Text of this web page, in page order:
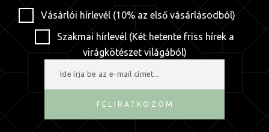
Vásárlói hírlevél (10% az első vásárlásodból)
Szakmai hírlevél (Két hetente friss hírek a
virágkötészet világából)
FELIRATKOZOM